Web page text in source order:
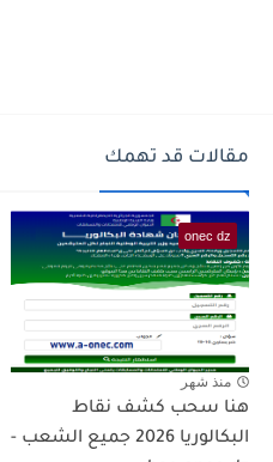
مقالات قد تهمك
onec dz
منذ شهر
هنا سحب كشف نقاط
البكالوريا 2026 جميع الشعب -